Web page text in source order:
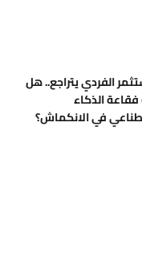
الفردي يتراجع.. هل
الذكاء
في الانكماش؟